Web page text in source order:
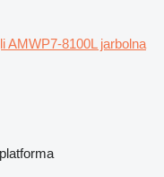
AMWP7-8100L jarbolna